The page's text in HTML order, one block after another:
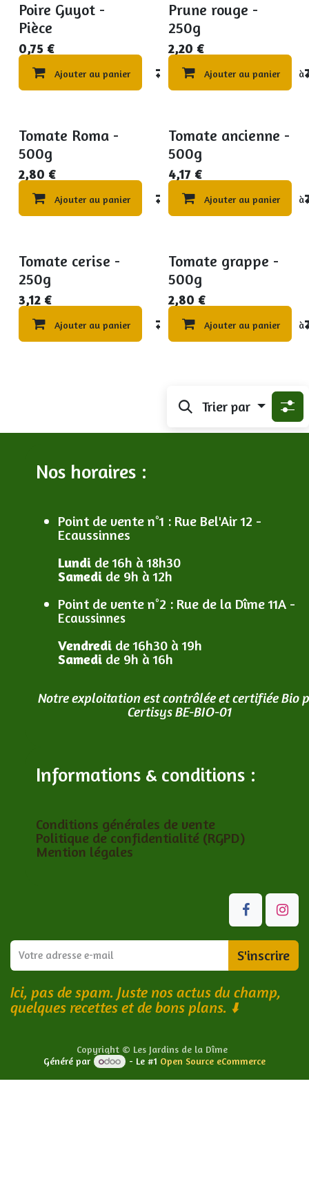
Promo
Poire Guyot -
Pièce
0,75 €
Ajouter au panier Compare Ajouter à
Promo
Prune rouge -
250g
2,20 €
Ajouter au panier
Promo par 2Kg
Tomate Roma -
500g
2,80 €
Ajouter au panier Compare Ajouter à
Promo par 2Kg
Tomate ancienne -
500g
4,17 €
Ajouter au panier
Promo
Tomate cerise -
250g
3,12 €
Ajouter au panier Compare Ajouter à
Promo par 2Kg
Tomate grappe -
500g
2,80 €
Ajouter au panier
Trier par
Nos horaires :
Point de vente n°1 : Rue Bel'Air 12 -
Ecaussinnes
Lundi de 16h à 18h30
Samedi de 9h à 12h
Point de vente n°2 : Rue de la Dîme 11A -
Ecaussinnes
Vendredi de 16h30 à 19h
Samedi de 9h à 16h
Notre exploitation est contrôlée et certifiée Bio
Certisys BE-BIO-01
Informations & conditions :
Conditions générales de vente
Politique de confidentialité (RGPD)
Mention légales
S'inscrire
Ici, pas de spam. Juste nos actus du champ,
quelques recettes et de bons plans. ⬇️
Copyright © Les Jardins de la Dîme
Généré par
- Le #1 Open Source eCommerce